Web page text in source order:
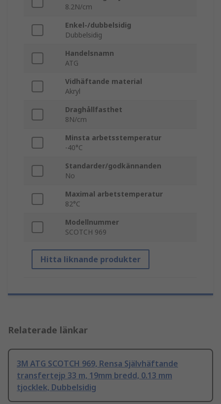
8.2N/cm
Enkel-/dubbelsidig
Dubbelsidig
Handelsnamn
ATG
Vidhäftande material
Akryl
Draghållfasthet
8N/cm
Minsta arbetsstemperatur
-40°C
Standarder/godkännanden
No
Maximal arbetstemperatur
82°C
Modellnummer
SCOTCH 969
Hitta liknande produkter
Relaterade länkar
3M ATG SCOTCH 969, Rensa Självhäftande
transfertejp 33 m, 19mm bredd, 0.13 mm
tjocklek, Dubbelsidig